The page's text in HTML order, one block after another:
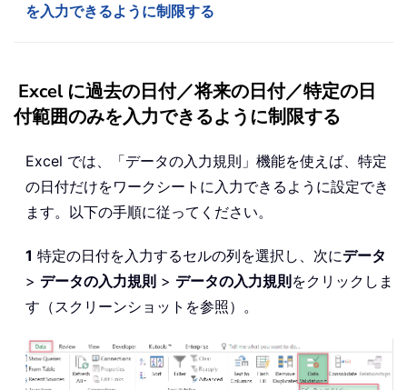
を入力できるように制限する
Excel に過去の日付／将来の日付／特定の日
付範囲のみを入力できるように制限する
Excel では、「データの入力規則」機能を使えば、特定
の日付だけをワークシートに入力できるように設定でき
ます。以下の手順に従ってください。
1 特定の日付を入力するセルの列を選択し、次にデータ
> データの入力規則 > データの入力規則 をクリックしま
す（スクリーンショットを参照）。